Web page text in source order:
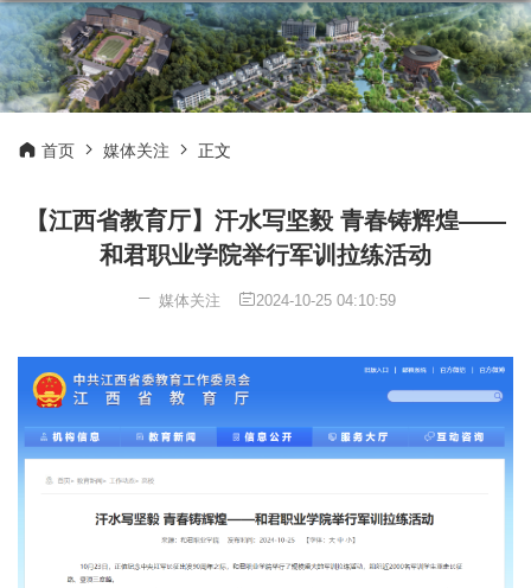
首页 媒体关注 正文
【江西省教育厅】汗水写坚毅 青春铸辉煌——
和君职业学院举行军训拉练活动
媒体关注 2024-10-25 04:10:59